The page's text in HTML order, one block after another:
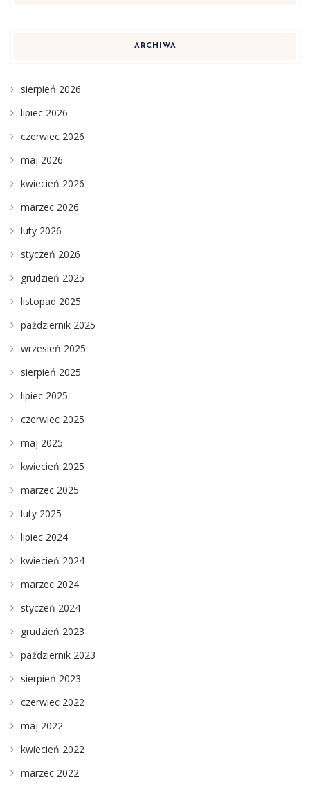
ARCHIWA
sierpień 2026
lipiec 2026
czerwiec 2026
maj 2026
kwiecień 2026
marzec 2026
luty 2026
styczeń 2026
grudzień 2025
listopad 2025
październik 2025
wrzesień 2025
sierpień 2025
lipiec 2025
czerwiec 2025
maj 2025
kwiecień 2025
marzec 2025
luty 2025
lipiec 2024
kwiecień 2024
marzec 2024
styczeń 2024
grudzień 2023
październik 2023
sierpień 2023
czerwiec 2022
maj 2022
kwiecień 2022
marzec 2022